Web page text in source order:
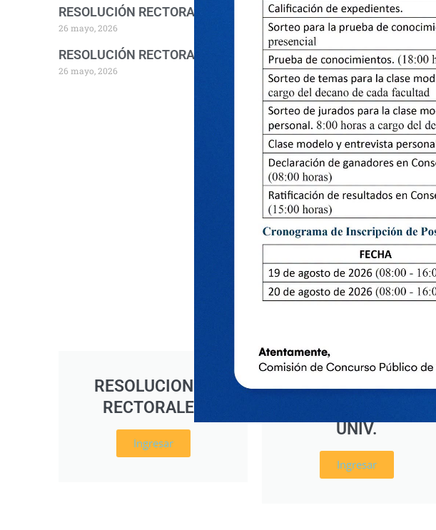
RESOLUCIÓN RECTORAL 1094-2026-R-UNA
26 mayo, 2026
RESOLUCIÓN RECTORAL 1076-2026-R-UNA
26 mayo, 2026
RESOLUCIONES
RECTORALES
Ingresar
RESOLUCIONES
UNIV.
Ingresar